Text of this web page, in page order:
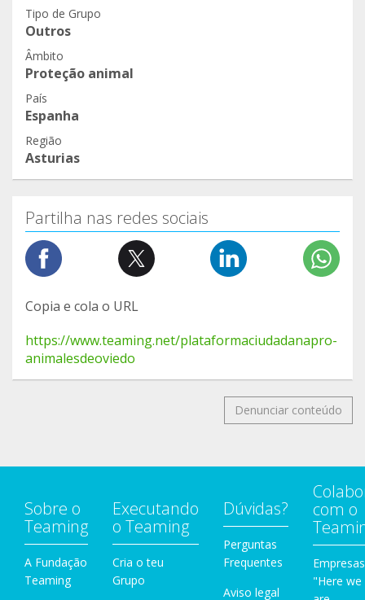
Tipo de Grupo
Outros
Âmbito
Proteção animal
País
Espanha
Região
Asturias
Partilha nas redes sociais
Copia e cola o URL
https://www.teaming.net/plataformaciudadanapro-
animalesdeoviedo
Denunciar conteúdo
Sobre o
Teaming
A Fundação
Teaming
Executando
o Teaming
Cria o teu
Grupo
Dúvidas?
Perguntas
Frequentes
Aviso legal
com o
Empresas
"Here we